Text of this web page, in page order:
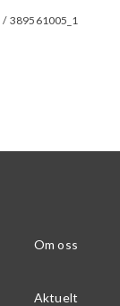
/ 389561005_1
Om oss
Aktuelt